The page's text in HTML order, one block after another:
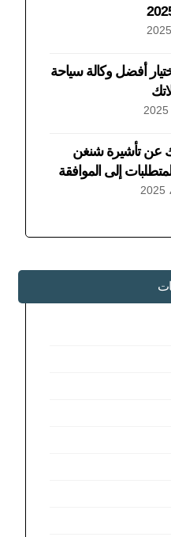
أفضل وكالة سياحة
عن تأشيرة شنغن
إلى الموافقة